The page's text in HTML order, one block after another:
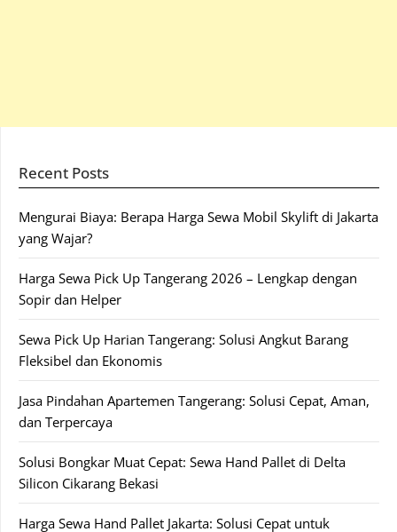
Recent Posts
Mengurai Biaya: Berapa Harga Sewa Mobil Skylift di Jakarta
yang Wajar?
Harga Sewa Pick Up Tangerang 2026 – Lengkap dengan
Sopir dan Helper
Sewa Pick Up Harian Tangerang: Solusi Angkut Barang
Fleksibel dan Ekonomis
Jasa Pindahan Apartemen Tangerang: Solusi Cepat, Aman,
dan Terpercaya
Solusi Bongkar Muat Cepat: Sewa Hand Pallet di Delta
Silicon Cikarang Bekasi
Harga Sewa Hand Pallet Jakarta: Solusi Cepat untuk